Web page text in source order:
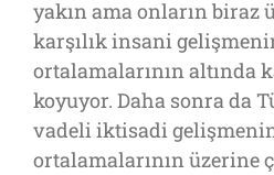
yakın ama onların biraz
karşılık insani
ortalamalarının altında
koyuyor. Daha sonra da
vadeli iktisadi
ortalamalarının üzerine